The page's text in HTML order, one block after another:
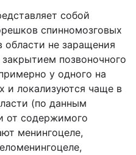
собой
спинномозговых
области не заращения
позвоночного
у одного на
и локализуются чаще в
(по данным
от содержимого
менингоцеле,